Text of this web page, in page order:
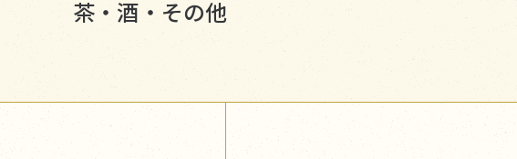
茶・酒・その他